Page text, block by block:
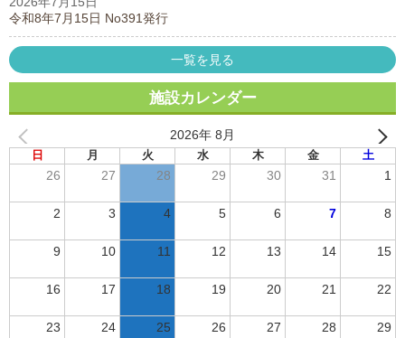
令和8年7月15日 No391発行
一覧を見る
施設カレンダー
2026年 8月
日 月 火 水 木 金 土
26 27 28 29 30 31 1
2 3 4 5 6 7 8
9 10 11 12 13 14 15
16 17 18 19 20 21 22
23 24 25 26 27 28 29